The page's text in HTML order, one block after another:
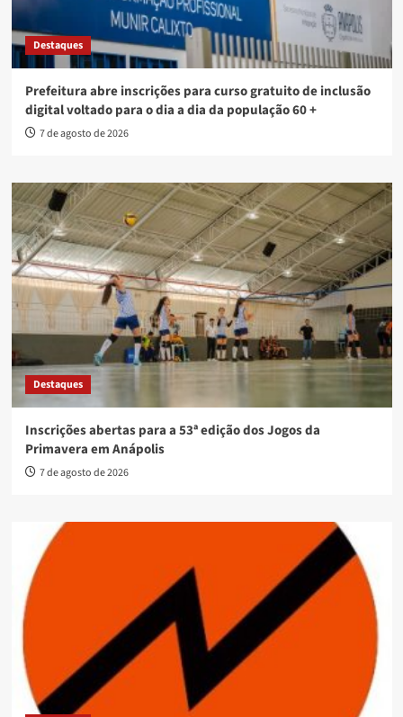
Destaques
Prefeitura abre inscrições para curso gratuito de inclusão
digital voltado para o dia a dia da população 60 +
7 de agosto de 2026
Destaques
Inscrições abertas para a 53ª edição dos Jogos da
Primavera em Anápolis
7 de agosto de 2026